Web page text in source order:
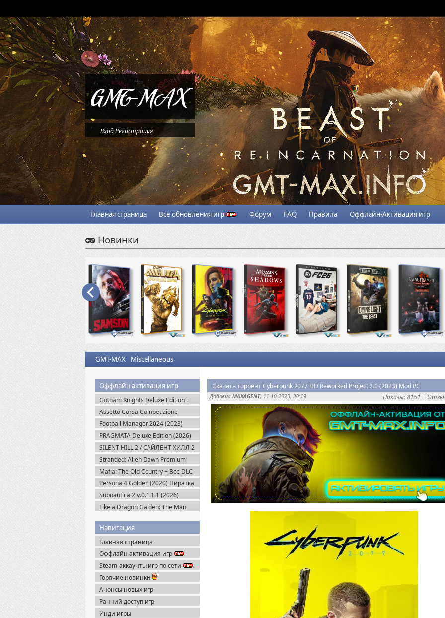
ВходРегистрация
Главная страница Все обновления игр Форум FAQ Правила Оффлайн-Активация игр
Новинки
GMT-MAX Miscellaneous
Оффлайн активация игр
Gotham Knights Deluxe Edition +
Все DLC (2022) Пиратка
Assetto Corsa Competizione
v.1.10.3 + Все DLC (2019) Пиратка
Football Manager 2024 (2023)
Steam-Rip
PRAGMATA Deluxe Edition (2026)
Пиратка
SILENT HILL 2 / САЙЛЕНТ ХИЛЛ 2
Remake на ПК / PC v.1.07 (2024)
Пиратка
Stranded: Alien Dawn Premium
Edition + Все DLC (2023) Пиратка
Mafia: The Old Country + Все DLC
(2025) Пиратка
Persona 4 Golden (2020) Пиратка
Subnautica 2 v.0.1.1.1 (2026)
Пиратка
Like a Dragon Gaiden: The Man
Steam-Rip
Навигация
Главная страница
Оффлайн активация игр
Steam-аккаунты игр по сети
Горячие новинки
Анонсы новых игр
Ранний доступ игр
Инди игры
Скачать торрент Cyberpunk 2077 HD Reworked Project 2.0 (2023) Mod PC
Показы: 8151 |
Добавил MAXAGENT, 11-10-2023, 20:19